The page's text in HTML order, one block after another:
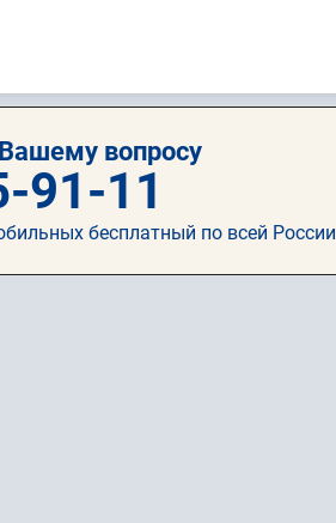
вопросу
91-11
бесплатный по всей России